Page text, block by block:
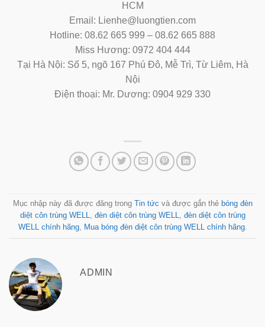
HCM
Email: Lienhe@luongtien.com
Hotline: 08.62 665 999 – 08.62 665 888
Miss Hương: 0972 404 444
Tại Hà Nội: Số 5, ngõ 167 Phú Đô, Mễ Trì, Từ Liêm, Hà
Nội
Điện thoại: Mr. Dương: 0904 929 330
Mục nhập này đã được đăng trong Tin tức và được gắn thẻ bóng đèn
diệt côn trùng WELL, đèn diệt côn trùng WELL, đèn diệt côn trùng
WELL chính hãng, Mua bóng đèn diệt côn trùng WELL chính hãng.
ADMIN